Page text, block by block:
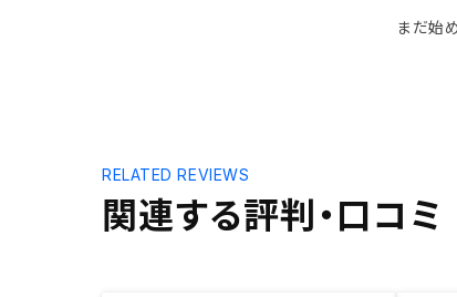
まだ始
関連する評判・口コミ
RELATED REVIEWS